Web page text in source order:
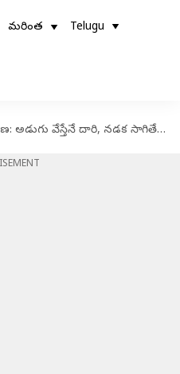
మరింత Telugu
అడుగు వేస్తేనే దారి, నడక సాగితేనే విజయం